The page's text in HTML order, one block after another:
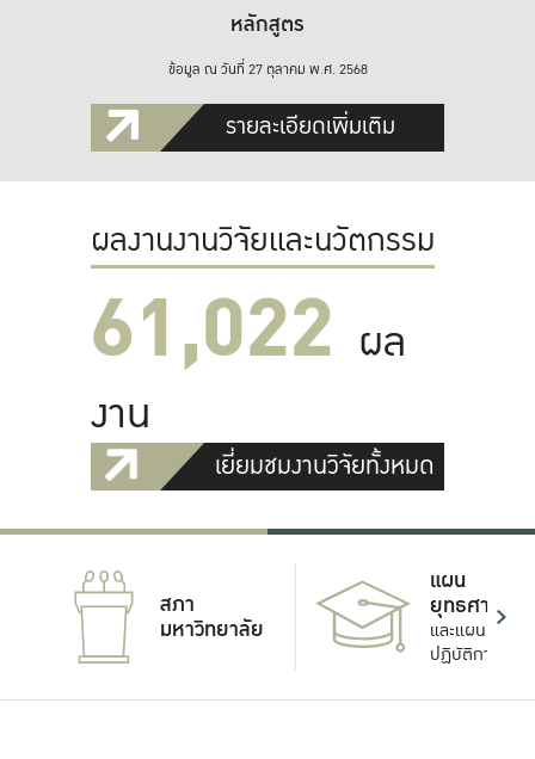
หลักสูตร
ข้อมูล ณ วันที่ 27 ตุลาคม พ.ศ. 2568
รายละเอียดเพิ่มเติม
ผลงานงานวิจัยและนวัตกรรม
61,022 ผล
งาน
เยี่ยมชมงานวิจัยทั้งหมด
สภา
มหาวิทยาลัย
แผน
ยุทธศาสตร์
และแผน
ปฏิบัติการ